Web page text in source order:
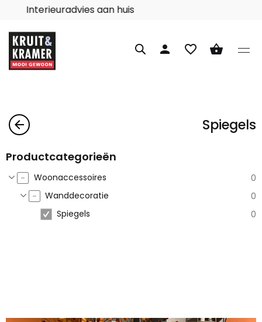
Interieuradvies aan huis
person favorite_border shopping_basket
arrow_back Spiegels
Productcategorieën
Woonaccessoires
0
Wanddecoratie
0
Spiegels
0